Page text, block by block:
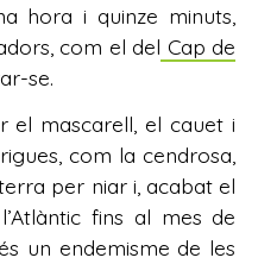
hora i quinze minuts,
com el del Cap de
se.
el mascarell, el cauet i
com la cendrosa,
per niar i, acabat el
fins al mes de
un endemisme de les